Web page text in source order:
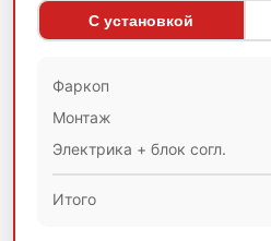
С установкой
Фаркоп
Монтаж
Электрика + блок согл.
Итого